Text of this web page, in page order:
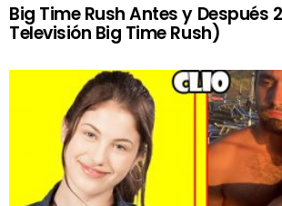
Big Time Rush Antes y Después
Televisión Big Time Rush)